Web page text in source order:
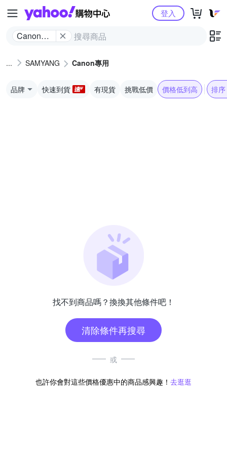
Yahoo購物中心
Canon專
登入
SAMYANG Canon專用
品牌 快速到貨 有現貨 挑戰低價 價格低到高 排序
找不到商品嗎？換換其他條件吧！
清除條件再搜尋
或
也許你會對這些價格優惠中的商品感興趣！ 去逛逛